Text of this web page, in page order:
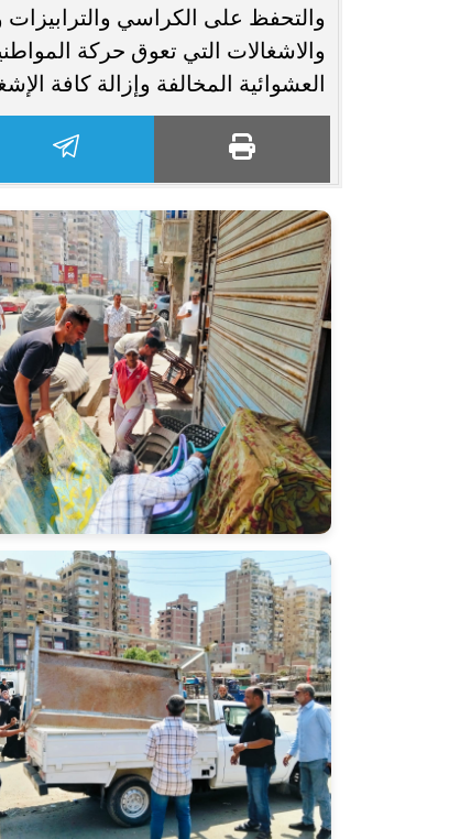
والتحفظ على الكراسي والترابيزات
والاشغالات التي تعوق حركة
العشوائية المخالفة وإزالة كافة